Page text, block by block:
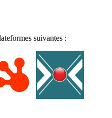
suivantes :